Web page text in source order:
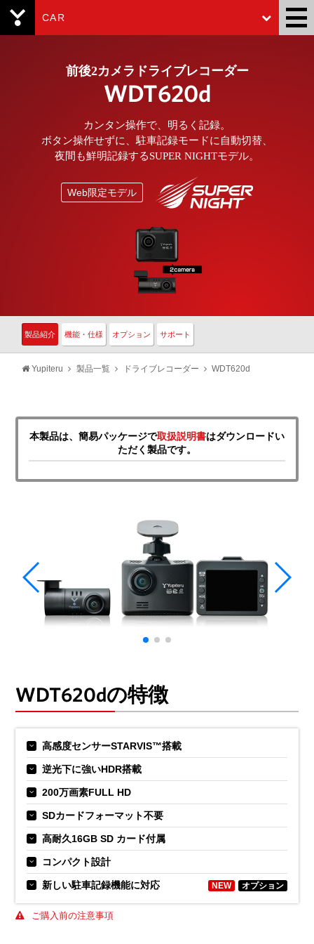
CAR
前後2カメラドライブレコーダー
WDT620d
カンタン操作で、明るく記録。
ボタン操作せずに、駐車記録モードに自動切替、
夜間も鮮明記録するSUPER NIGHTモデル。
Web限定モデル
製品紹介 機能・仕様 オプション サポート
Yupiteru 製品一覧 ドライブレコーダー WDT620d
本製品は、簡易パッケージで取扱説明書はダウンロードい
ただく製品です。
WDT620dの特徴
高感度センサーSTARVIS™搭載
逆光下に強いHDR搭載
200万画素FULL HD
SDカードフォーマット不要
高耐久16GB SD カード付属
コンパクト設計
新しい駐車記録機能に対応 NEW オプション
ご購入前の注意事項